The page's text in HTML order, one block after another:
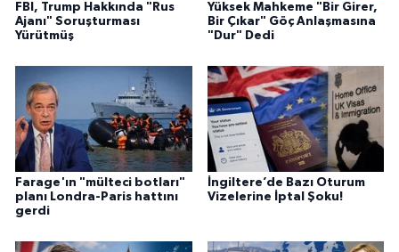
FBI, Trump Hakkında "Rus
Ajanı" Soruşturması
Yürütmüş
Yüksek Mahkeme "Bir Girer,
Bir Çıkar" Göç Anlaşmasına
"Dur" Dedi
Farage'ın "mülteci botları"
planı Londra-Paris hattını
gerdi
İngiltere’de Bazı Oturum
Vizelerine İptal Şoku!